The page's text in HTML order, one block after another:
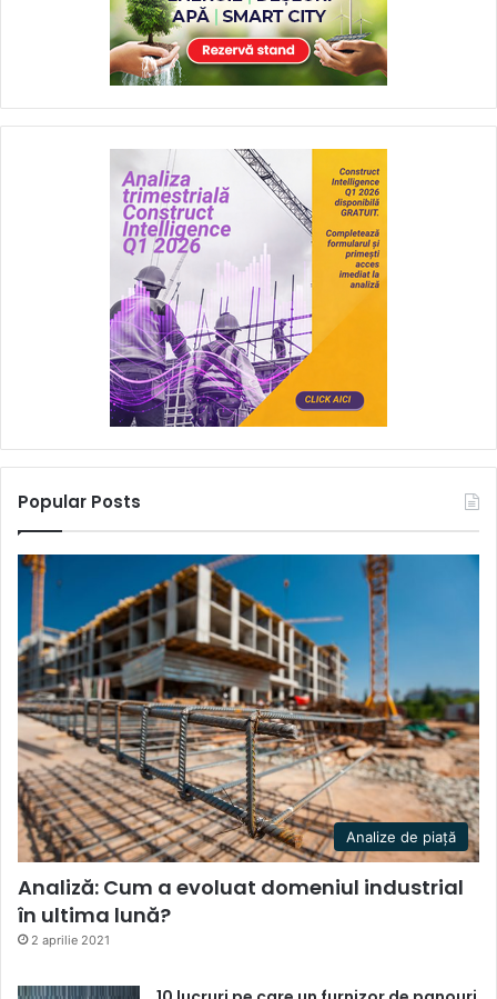
Popular Posts
Analize de piață
Analiză: Cum a evoluat domeniul industrial
în ultima lună?
2 aprilie 2021